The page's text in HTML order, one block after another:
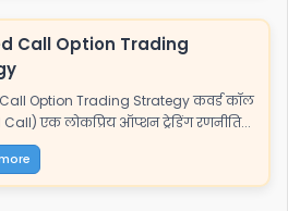
Call Option Trading
Option Trading Strategy कवर्ड कॉल
एक लोकप्रिय ऑप्शन ट्रेडिंग रणनीति...